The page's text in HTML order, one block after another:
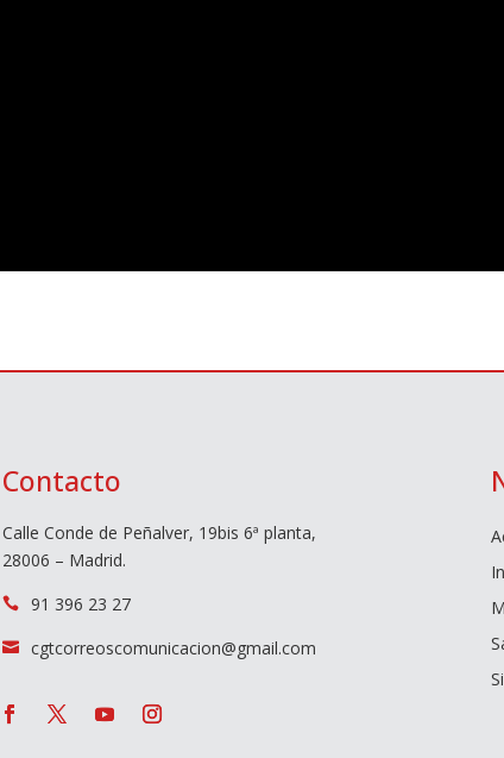
Contacto
Calle Conde de Peñalver, 19bis 6ª planta,
28006 – Madrid.
 91 396 23 27
 cgtcorreoscomunicacion@gmail.com